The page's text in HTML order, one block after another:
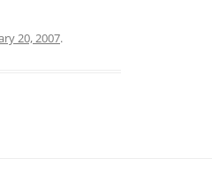
20, 2007.